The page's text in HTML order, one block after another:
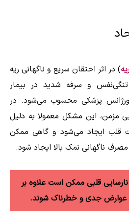
) در اثر احتقان سریع و ناگهانی ریه
و سرفه شدید در بیمار
پزشکی محسوب می‌شود. در
مزمن، این مشکل معمولا به دلیل
قلب ایجاد می‌شود و گاهی ممکن
ناگهانی نمک بالا ایجاد شود.
نارسایی قلبی ممکن است علاوه بر
عوارض جدی و خطرناک شوند.